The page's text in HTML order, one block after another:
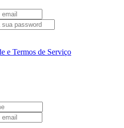
e Termos de Serviço